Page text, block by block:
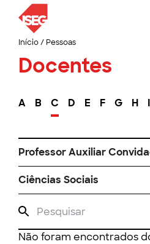
Início/ Pessoas
Docentes
A B C D E F G H I
Professor Auxiliar
Ciências Sociais
Não foram encontrados